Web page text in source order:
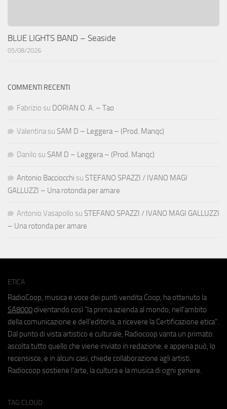
BLUE LIGHTS BAND – Seaside
05/08/2026
COMMENTI RECENTI
Fabrizio su DORIAN O. A. – Tao
Valentina su SAM D – Leggera – (Prod. Manqc)
Danilo su SAM D – Leggera – (Prod. Manqc)
Antonio Bacciocchi su STEFANO SPAZZI / IVANO MAGI
GALLUZZI – Una rotonda per amare
Antonio Vasapollo su STEFANO SPAZZI / IVANO MAGI GALLUZZI
– Una rotonda per amare
ETICA
RadioCoop, musica e voce dei punti vendita Coop, ha ottenuto la
SA8000 diventando così "la prima azienda al mondo, nell'ambito
della comunicazione e dell'editoria, a ricevere la Certificazione etica".
Dal punto di vista artistico e culturale, Radiocoop vanta un primato:
ascolta tutto quello che viene inviato in redazione, e appena può, lo
recensisce, e in alcuni casi, chiede collaborazione agli artisti.
Radiocoop sostiene l'arte, la cultura e la musica di ogni genere.
TAG CLOUD